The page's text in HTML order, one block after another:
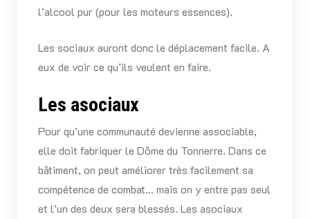
l’alcool pur (pour les moteurs essences).
Les sociaux auront donc le déplacement facile. A
eux de voir ce qu’ils veulent en faire.
Les asociaux
Pour qu’une communauté devienne associable,
elle doit fabriquer le Dôme du Tonnerre. Dans ce
bâtiment, on peut améliorer très facilement sa
compétence de combat… mais on y entre pas seul
et l’un des deux sera blessés. Les asociaux